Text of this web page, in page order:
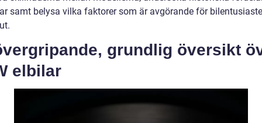
samt belysa vilka faktorer som är avgörande för
grundlig översikt
elbilar